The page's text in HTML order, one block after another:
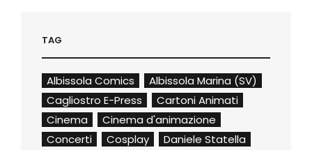
TAG
Albissola Comics
Albissola Marina (SV)
Cagliostro E-Press
Cartoni Animati
Cinema
Cinema d'animazione
Concerti
Cosplay
Daniele Statella